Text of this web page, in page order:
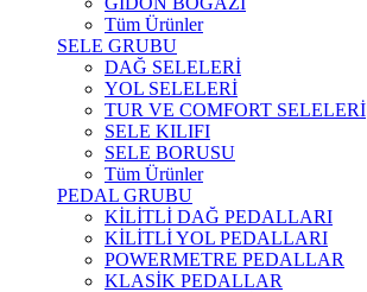
Tüm Ürünler
SELE GRUBU
DAĞ SELELERİ
YOL SELELERİ
TUR VE COMFORT SELELERİ
SELE KILIFI
SELE BORUSU
Tüm Ürünler
PEDAL GRUBU
KİLİTLİ DAĞ PEDALLARI
KİLİTLİ YOL PEDALLARI
POWERMETRE PEDALLAR
KLASİK PEDALLAR